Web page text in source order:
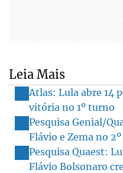
Leia Mais
Atlas: Lula abre 14
vitória no 1º turno
Pesquisa Genial/
Flávio e Zema no
Pesquisa Quaest:
Flávio Bolsonaro